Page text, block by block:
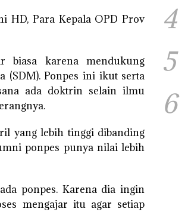
HD, Para Kepala OPD Prov
biasa karena mendukung
(SDM). Ponpes ini ikut serta
ada doktrin selain ilmu
yang lebih tinggi dibanding
ponpes punya nilai lebih
ponpes. Karena dia ingin
mengajar itu agar setiap
4
5
6